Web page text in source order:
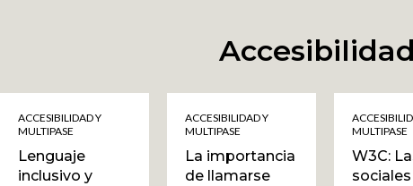
ACCESIBILIDAD Y
MULTIPASE
Lenguaje
inclusivo y
ACCESIBILIDAD Y
MULTIPASE
La importancia
de llamarse
MULTIPASE
W3C: